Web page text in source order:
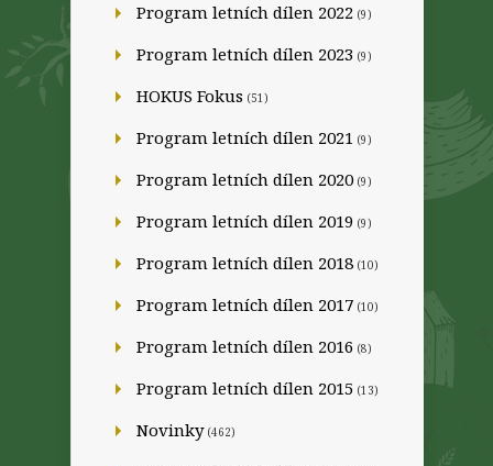
Program letních dílen 2022 (9)
Program letních dílen 2023 (9)
HOKUS Fokus (51)
Program letních dílen 2021 (9)
Program letních dílen 2020 (9)
Program letních dílen 2019 (9)
Program letních dílen 2018 (10)
Program letních dílen 2017 (10)
Program letních dílen 2016 (8)
Program letních dílen 2015 (13)
Novinky(462)